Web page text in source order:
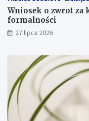
Wniosek o zwrot za
formalności
27 lipca 2026